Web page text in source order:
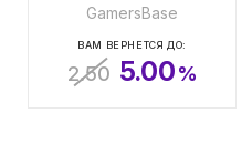
GamersBase
ВАМ ВЕРНЕТСЯ ДО:
2.50 5.00%